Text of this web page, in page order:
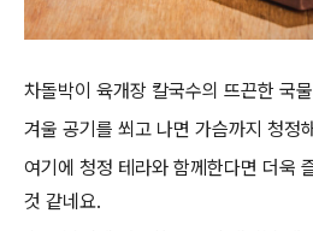
차돌박이 육개장 칼국수의 뜨끈한 국
겨울 공기를 쐬고 나면 가슴까지 청정
여기에 청정 테라와 함께한다면 더욱
것 같네요.